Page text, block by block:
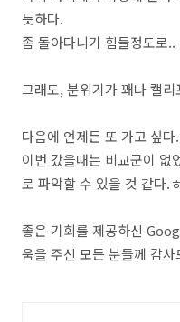
듯하다.
좀 돌아다니기 힘들정도로..
그래도, 분위기가 꽤나 캘
다음에 언제든 또 가고 싶다.
이번 갔을때는 비교군이 없
로 파악할 수 있을 것 같다.
좋은 기회를 제공하신
움을 주신 모든 분들께 감사